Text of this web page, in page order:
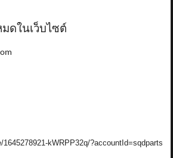
ดในเว็บไซต์
kWRPP32q/?accountId=sqdparts